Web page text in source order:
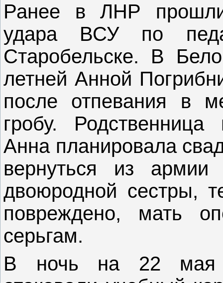
Ранее в ЛНР
удара ВСУ по
Старобельске. В
летней Анной
после отпевания в
гробу.
Анна планировала
вернуться из
двоюродной сестры,
повреждено, мать
серьгам.
В ночь на 22 мая